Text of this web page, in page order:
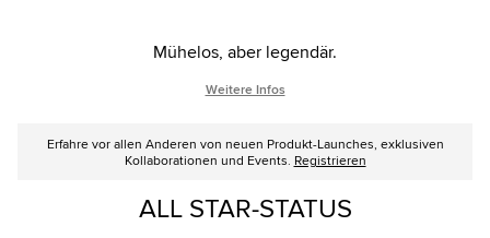
Mühelos, aber legendär.
Weitere Infos
Erfahre vor allen Anderen von neuen Produkt-Launches, exklusiven
Kollaborationen und Events. Registrieren
ALL STAR-STATUS